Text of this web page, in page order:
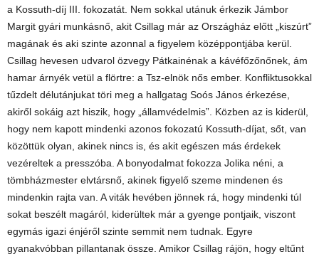
a Kossuth-díj III. fokozatát. Nem sokkal utánuk érkezik Jámbor
Margit gyári munkásnő, akit Csillag már az Országház előtt „kiszúrt”
magának és aki szinte azonnal a figyelem középpontjába kerül.
Csillag hevesen udvarol özvegy Pátkainénak a kávéfőzőnőnek, ám
hamar árnyék vetül a flörtre: a Tsz-elnök nős ember. Konfliktusokkal
tűzdelt délutánjukat töri meg a hallgatag Soós János érkezése,
akiről sokáig azt hiszik, hogy „államvédelmis”. Közben az is kiderül,
hogy nem kapott mindenki azonos fokozatú Kossuth-díjat, sőt, van
közöttük olyan, akinek nincs is, és akit egészen más érdekek
vezéreltek a presszóba. A bonyodalmat fokozza Jolika néni, a
tömbházmester elvtársnő, akinek figyelő szeme mindenen és
mindenkin rajta van. A viták hevében jönnek rá, hogy mindenki túl
sokat beszélt magáról, kiderültek már a gyenge pontjaik, viszont
egymás igazi énjéről szinte semmit nem tudnak. Egyre
gyanakvóbban pillantanak össze. Amikor Csillag rájön, hogy eltűnt